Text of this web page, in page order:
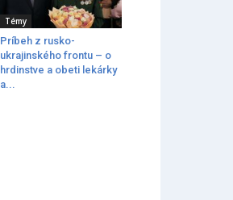
Témy
Príbeh z rusko-
ukrajinského frontu – o
hrdinstve a obeti lekárky
a...